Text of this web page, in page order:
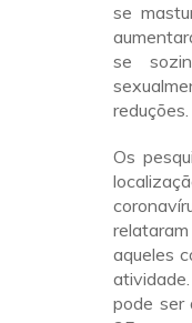
se
se
reduções.
Os
aqueles
pode ser